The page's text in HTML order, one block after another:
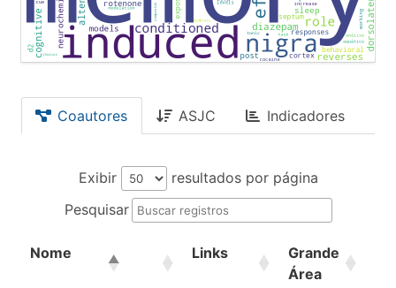
Coautores ASJC Indicadores
Exibir
resultados por página
Pesquisar
Nome Links
Grande
Área